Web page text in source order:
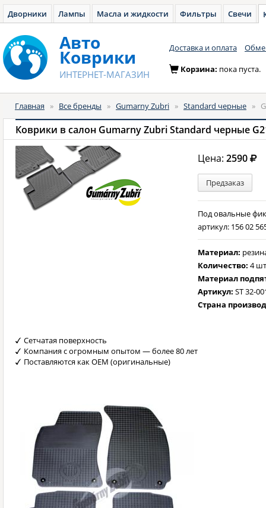
Дворники Лампы Масла и жидкости Фильтры Свечи
Авто
Коврики
ИНТЕРНЕТ-МАГАЗИН
Доставка и оплата
Корзина: пока пуста.
Главная » Все бренды » Gumarny Zubri » Standard черные »
Коврики в салон Gumarny Zubri Standard черные
Цена:2590
Предзаказ
Под овальные
артикул: 156 02
Материал:
Количество:4
Материал
Артикул:ST 32-
Страна
Сетчатая поверхность
Компания с огромным опытом — более 80 лет
Поставляются как OEM (оригинальные)